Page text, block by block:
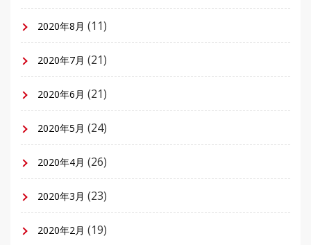
2020年8月 (11)
2020年7月 (21)
2020年6月 (21)
2020年5月 (24)
2020年4月 (26)
2020年3月 (23)
2020年2月 (19)